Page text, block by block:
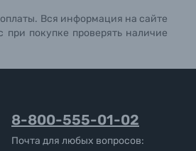
Вся информация на сайте
покупке проверять наличие
8-800-555-01-02
Почта для любых вопросов: